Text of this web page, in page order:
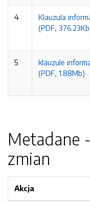
4
Klauzula
(PDF,
5
klauzule
(PDF, 1.88Mb)
Metadane
zmian
Akcja